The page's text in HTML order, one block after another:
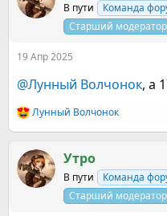
В пути Команда
Старший
19 Апр 2025
@Лунный Волчонок, а
Р
е
к
ц
и
Лунный Волчонок
Утро
В пути Команда
Старший